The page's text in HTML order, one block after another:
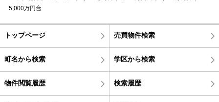
5,000万円台
トップページ 売買物件検索
町名から検索 学区から検索
物件閲覧履歴 検索履歴